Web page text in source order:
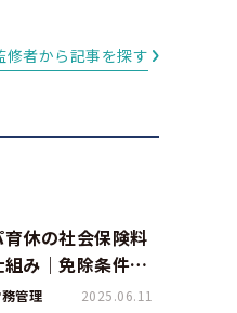
修者から記事を探す
休の社会保険料
み｜免除条件と
きの注意点を解
管理 2025.06.11